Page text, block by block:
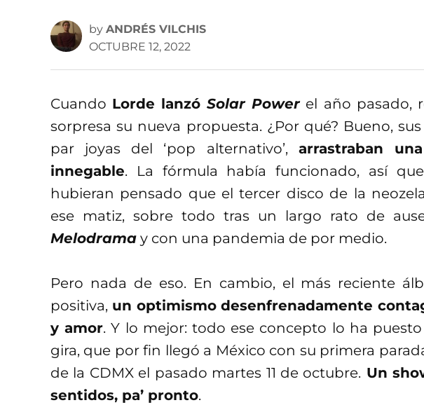
by ANDRÉS VILCHIS
OCTUBRE 12, 2022
Cuando Lorde lanzó Solar Powerel año pasado,
sorpresa su nueva propuesta. ¿Por qué? Bueno,
par joyas del ‘pop alternativo’, arrastraban
innegable. La fórmula había funcionado, así
hubieran pensado que el tercer disco de la
ese matiz, sobre todo tras un largo rato de
Melodrama y con una pandemia de por medio.
Pero nada de eso. En cambio, el más reciente
positiva, un optimismo desenfrenadamente
y amor. Y lo mejor: todo ese concepto lo ha
gira, que por fin llegó a México con su primera
de la CDMX el pasado martes 11 de octubre. Un
sentidos, pa’ pronto.